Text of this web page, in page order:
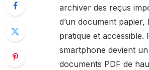
archiver des reçus
d’un document
pratique et
smartphone devient
documents PDF de